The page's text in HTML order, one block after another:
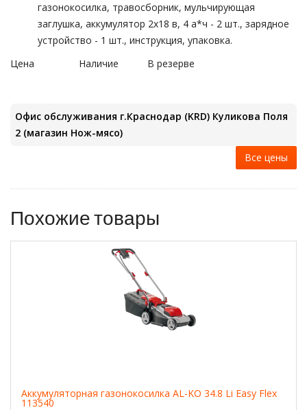
газонокосилка, травосборник, мульчирующая
заглушка, аккумулятор 2х18 в, 4 а*ч - 2 шт., зарядное
устройство - 1 шт., инструкция, упаковка.
Цена
Наличие В резерве
Офис обслуживания г.Краснодар (KRD) Куликова Поля
2 (магазин Нож-мясо)
Все цены
Похожие товары
Аккумуляторная газонокосилка AL-KO 34.8 Li Easy Flex
113540